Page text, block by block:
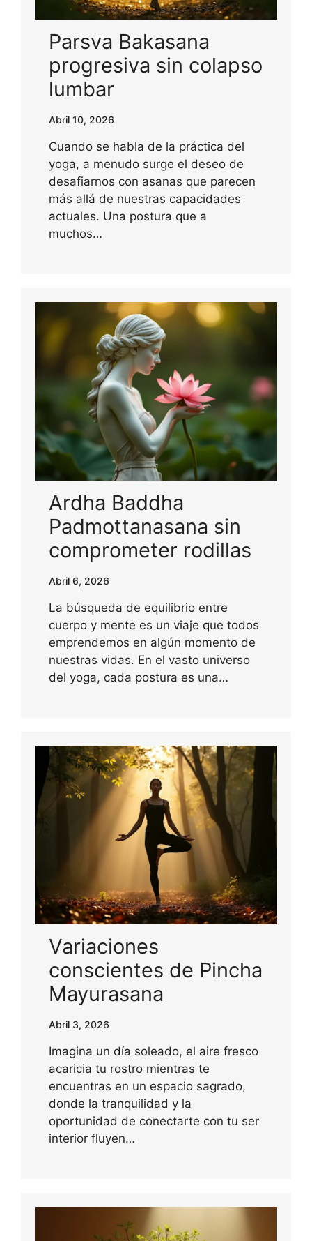
Parsva Bakasana
progresiva sin colapso
lumbar
Abril 10, 2026
Cuando se habla de la práctica del
yoga, a menudo surge el deseo de
desafiarnos con asanas que parecen
más allá de nuestras capacidades
actuales. Una postura que a
muchos…
Ardha Baddha
Padmottanasana sin
comprometer rodillas
Abril 6, 2026
La búsqueda de equilibrio entre
cuerpo y mente es un viaje que todos
emprendemos en algún momento de
nuestras vidas. En el vasto universo
del yoga, cada postura es una…
Variaciones
conscientes de Pincha
Mayurasana
Abril 3, 2026
Imagina un día soleado, el aire fresco
acaricia tu rostro mientras te
encuentras en un espacio sagrado,
donde la tranquilidad y la
oportunidad de conectarte con tu ser
interior fluyen…